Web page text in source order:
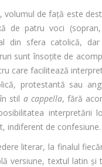
volumul de față este
de patru voci
din sfera catolică, dar
sunt însoțite de
care facilitează
protestantă sau
stil a cappella, fără
interpretării
indiferent de confesiune.
literar, la finalul
versiune, textul latin și